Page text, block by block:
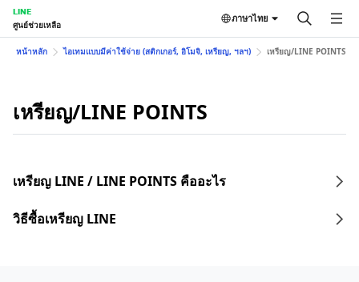
LINE
ศูนย์ช่วยเหลือ
ภาษาไทย
หน้าหลัก ไอเทมแบบมีค่าใช้จ่าย (สติกเกอร์, อิโมจิ, เหรียญ, ฯลฯ) เหรียญ/LINE POINTS
เหรียญ/LINE POINTS
เหรียญ LINE / LINE POINTS คืออะไร
วิธีซื้อเหรียญ LINE